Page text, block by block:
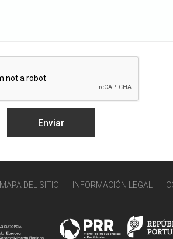
MAPA DEL SITIO INFORMACIÓN LEGAL